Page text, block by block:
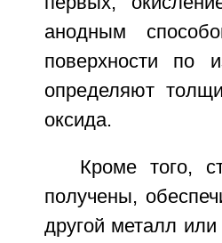
анодным
поверхности по
определяют
оксида.
Кроме того,
получены,
другой металл